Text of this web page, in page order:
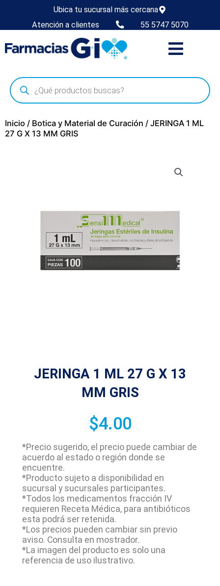
Ubica tu sucursal más cercana
Atención a clientes
55 5747 5070
Inicio / Botica y Material de Curación / JERINGA 1 ML
27 G X 13 MM GRIS
JERINGA 1 ML 27 G X 13
MM GRIS
$4.00
*Precio sugerido, el precio puede cambiar de
acuerdo al estado o región donde se
encuentre.
*Producto sujeto a disponibilidad en
sucursal y sucursales participantes.
*Todos los medicamentos fracción IV
requieren Receta Médica, para antibióticos
esta podrá ser retenida.
*Los precios pueden cambiar sin previo
aviso. Consulta en mostrador.
*La imagen del producto es solo una
referencia de uso ilustrativo.